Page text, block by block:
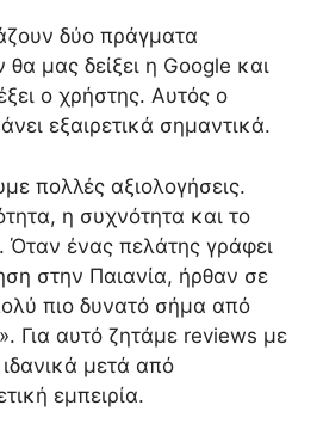
δύο πράγματα
μας δείξει η Google και
ο χρήστης. Αυτός ο
εξαιρετικά σημαντικά.
πολλές αξιολογήσεις.
η συχνότητα και το
Όταν ένας πελάτης γράφει
στην Παιανία, ήρθαν σε
πιο δυνατό σήμα από
Για αυτό ζητάμε reviews με
μετά από
εμπειρία.